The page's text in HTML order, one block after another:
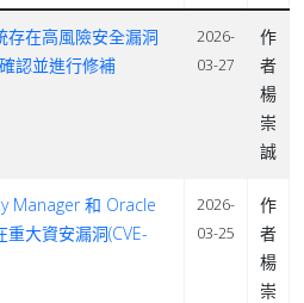
存在高風險安全漏洞
認並進行修補
2026-
03-27
作
者
楊
崇
誠
Manager 和 Oracle
大資安漏洞(CVE-
2026-
03-25
作
者
楊
崇